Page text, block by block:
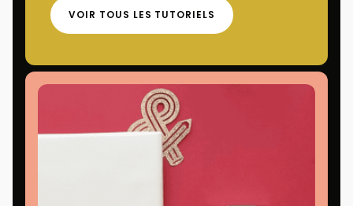
VOIR TOUS LES TUTORIELS